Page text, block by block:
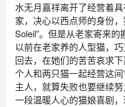
水无月嘉祥离开了经营着
家，决心以西点师的身份
Soleil”。但是从老家寄来
以前在老家养的人型猫，
回去，在她们的苦苦哀求
个人和两只猫一起经营这
主人，就算失败也要继续
一段温暖人心的猫娘喜剧，